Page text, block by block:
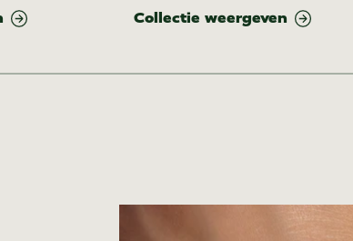
Collectie weergeven